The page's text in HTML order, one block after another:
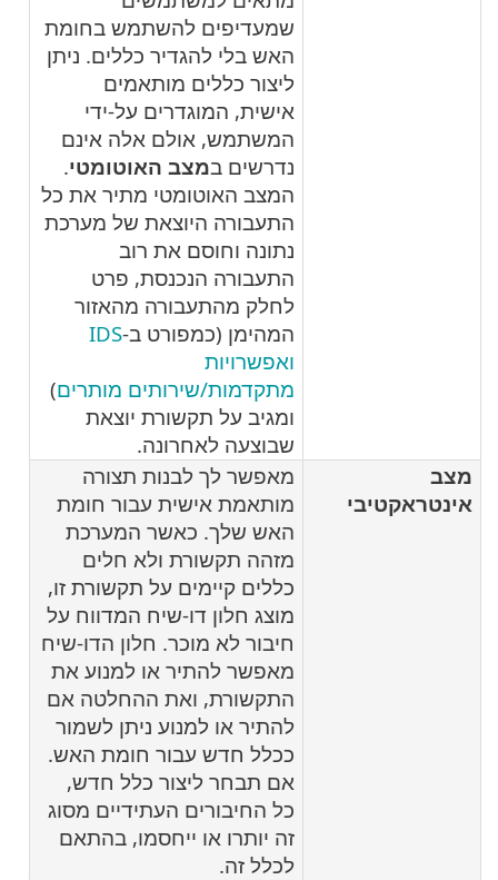
שמעדיפים להשתמש בחומת
האש בלי להגדיר כללים. ניתן
ליצור כללים מותאמים
אישית, המוגדרים על-ידי
המשתמש, אולם אלה אינם
נדרשים במצב האוטומטי.
המצב האוטומטי מתיר את כל
התעבורה היוצאת של מערכת
נתונה וחוסם את רוב
התעבורה הנכנסת, פרט
לחלק מהתעבורה מהאזור
המהימן (כמפורט ב-IDS
ואפשרויות
מתקדמות/שירותים מותרים)
ומגיב על תקשורת יוצאת
שבוצעה לאחרונה.
מצב
אינטראקטיבי
מאפשר לך לבנות תצורה
מותאמת אישית עבור חומת
האש שלך. כאשר המערכת
מזהה תקשורת ולא חלים
כללים קיימים על תקשורת זו,
מוצג חלון דו-שיח המדווח על
חיבור לא מוכר. חלון הדו-שיח
מאפשר להתיר או למנוע את
התקשורת, ואת ההחלטה אם
להתיר או למנוע ניתן לשמור
ככלל חדש עבור חומת האש.
אם תבחר ליצור כלל חדש,
כל החיבורים העתידיים מסוג
זה יותרו או ייחסמו, בהתאם
לכלל זה.